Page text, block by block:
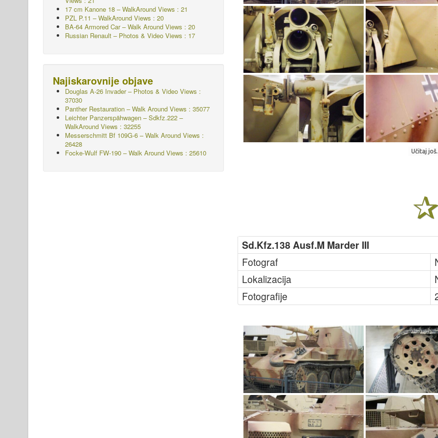
Učitaj
Sd.Kfz.138 Ausf.M Marder III
Fotograf
Lokalizacija
Fotografije
17 cm Kanone 18 – WalkAround Views : 21
PZL P.11 – WalkAround Views : 20
BA-64 Armored Car – Walk Around Views : 20
Russian Renault – Photos & Video Views : 17
Najiskarovnije objave
Douglas A-26 Invader – Photos & Video Views :
37030
Panther Restauration – Walk Around Views : 35077
Leichter Panzerspähwagen – Sdkfz.222 –
WalkAround Views : 32255
Messerschmitt Bf 109G-6 – Walk Around Views :
26428
Focke-Wulf FW-190 – Walk Around Views : 25610